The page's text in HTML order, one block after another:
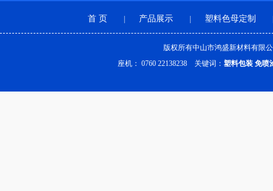
首 页 | 产品展示 | 塑料色母定制
版权所有中山市鸿盛新材料有
座机： 0760 22138238 关键词：塑料包装 免喷